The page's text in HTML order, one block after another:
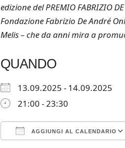
edizione del PREMIO FABRIZIO
Fondazione Fabrizio De André
Melis – che da anni mira a
QUANDO
13.09.2025 - 14.09.2025
21:00 - 23:30
AGGIUNGI AL CALENDARIO